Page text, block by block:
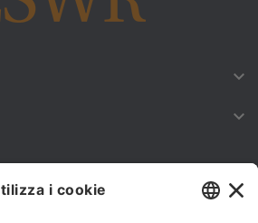


e rimani sempre aggiornato sulle